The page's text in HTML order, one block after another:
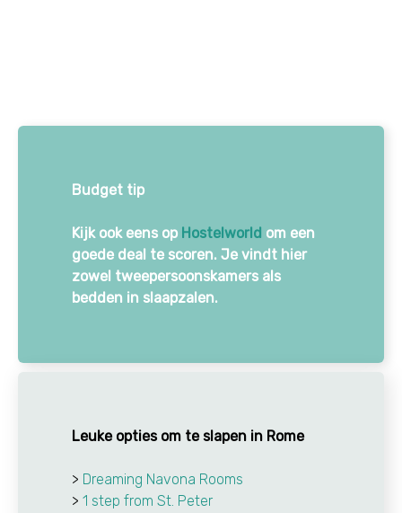
Budget tip
Kijk ook eens op Hostelworld om een
goede deal te scoren. Je vindt hier
zowel tweepersoonskamers als
bedden in slaapzalen.
Leuke opties om te slapen in Rome
> Dreaming Navona Rooms
> 1 step from St. Peter